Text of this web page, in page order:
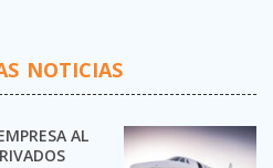
NOTICIAS
AL